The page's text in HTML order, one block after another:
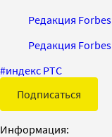
Редакция Forbes
Редакция Forbes
#индекс РТС
Подписаться
Информация: